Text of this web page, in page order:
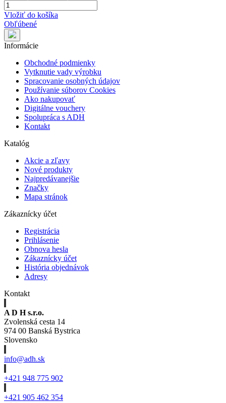
Vložiť do košíka
Obľúbené
Informácie
Obchodné podmienky
Vytknutie vady výrobku
Spracovanie osobných údajov
Používanie súborov Cookies
Ako nakupovať
Digitálne vouchery
Spolupráca s ADH
Kontakt
Katalóg
Akcie a zľavy
Nové produkty
Najpredávanejšie
Značky
Mapa stránok
Zákaznícky účet
Registrácia
Prihlásenie
Obnova hesla
Zákaznícky účet
História objednávok
Adresy
Kontakt
A D H s.r.o.
Zvolenská cesta 14
974 00 Banská Bystrica
Slovensko
info@adh.sk
+421 948 775 902
+421 905 462 354